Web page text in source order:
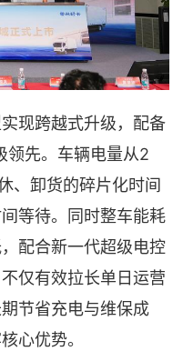
现跨越式升级，配备
领先。车辆电量从2
、卸货的碎片化时间
等待。同时整车能耗
配合新一代超级电控
仅有效拉长单日运营
节省充电与维保成
心优势。